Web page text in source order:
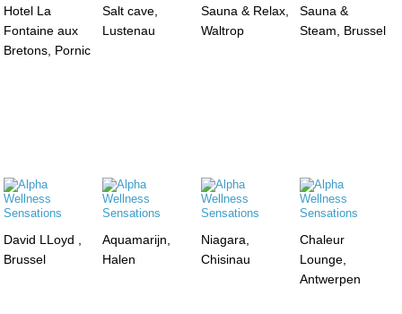
Hotel La
Fontaine aux
Bretons, Pornic
Salt cave,
Lustenau
Sauna & Relax,
Waltrop
Sauna &
Steam, Brussel
David LLoyd ,
Brussel
Aquamarijn,
Halen
Niagara,
Chisinau
Chaleur
Lounge,
Antwerpen